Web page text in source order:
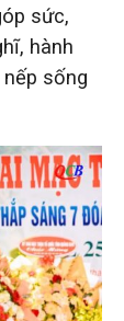
sức,
hành
sống